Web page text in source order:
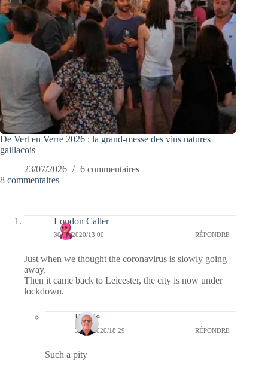
De Vert en Verre 2026 : la grand-messe des vins natures
gaillacois
23/07/2026
6 commentaires
8 commentaires
London Caller
30/06/2020/13:00 RÉPONDRE
Just when we thought the coronavirus is slowly going
away.
Then it came back to Leicester, the city is now under
lockdown.
Bernie
30/06/2020/18:29 RÉPONDRE
Such a pity